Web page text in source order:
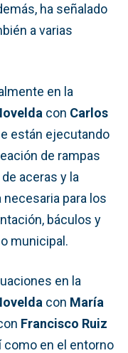
ha señalado
a varias
en la
con Carlos
están ejecutando
de rampas
aceras y la
para los
báculos y
municipal.
en la
con María
Francisco Ruiz
como en el entorno